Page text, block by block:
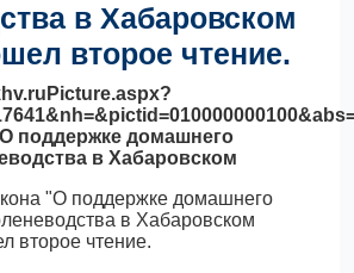
в Хабаровском
второе чтение.
поддержке домашнего
в Хабаровском